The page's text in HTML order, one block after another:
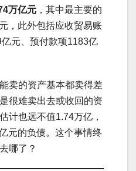
万亿元 ，其中最主要的
，此外包括应收贸易账
元、预付款项1183亿
卖的资产基本都卖得差
很难卖出去或收回的资
计也远不值1.74万亿，
元的负债。这个事情终
哪了？